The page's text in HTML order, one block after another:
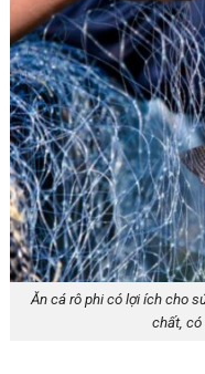
Ăn cá rô phi có lợi ích cho
chất, có